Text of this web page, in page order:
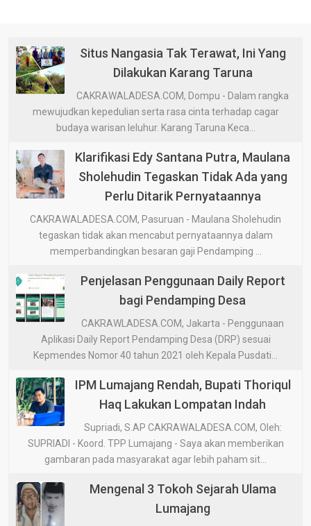
Situs Nangasia Tak Terawat, Ini Yang
Dilakukan Karang Taruna
CAKRAWALADESA.COM, Dompu - Dalam rangka
mewujudkan kepedulian serta rasa cinta terhadap cagar
budaya warisan leluhur. Karang Taruna Keca...
Klarifikasi Edy Santana Putra, Maulana
Sholehudin Tegaskan Tidak Ada yang
Perlu Ditarik Pernyataannya
CAKRAWALADESA.COM, Pasuruan - Maulana Sholehudin
tegaskan tidak akan mencabut pernyataannya dalam
memperbandingkan besaran gaji Pendamping ...
Penjelasan Penggunaan Daily Report
bagi Pendamping Desa
CAKRAWLADESA.COM, Jakarta - Penggunaan
Aplikasi Daily Report Pendamping Desa (DRP) sesuai
Kepmendes Nomor 40 tahun 2021 oleh Kepala Pusdati...
IPM Lumajang Rendah, Bupati Thoriqul
Haq Lakukan Lompatan Indah
Supriadi, S.AP CAKRAWALADESA.COM, Oleh:
SUPRIADI - Koord. TPP Lumajang - Saya akan memberikan
gambaran pada masyarakat agar lebih paham sit...
Mengenal 3 Tokoh Sejarah Ulama
Lumajang